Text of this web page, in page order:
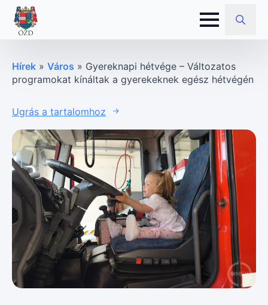
Search
Hírek » Város » Gyereknapi hétvége – Változatos
programokat kínáltak a gyerekeknek egész hétvégén
Ugrás a tartalomhoz